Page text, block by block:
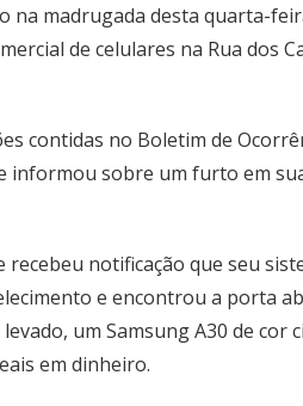
na madrugada desta quarta-
de celulares na Rua dos
contidas no Boletim de
informou sobre um furto em
recebeu notificação que seu
e encontrou a porta
um Samsung A30 de cor
em dinheiro.